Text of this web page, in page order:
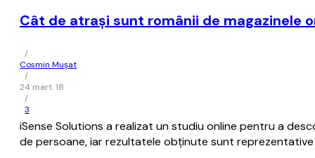
Cât de atraşi sunt românii de magazinele
/
Cosmin Mușat
/
24 mart. 18
/
3
iSense Solutions a realizat un studiu online pentru a
de persoane, iar rezultatele obţinute sunt